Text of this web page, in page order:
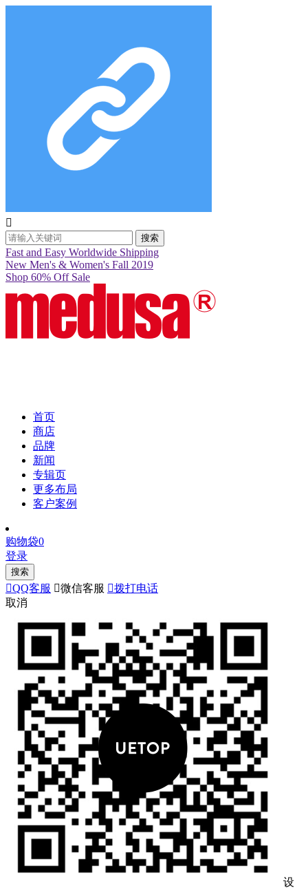

搜索
Fast and Easy Worldwide Shipping
New Men's & Women's Fall 2019
Shop 60% Off Sale
首页
商店
品牌
新闻
专辑页
更多布局
客户案例
购物袋0
登录
搜索
QQ客服 微信客服 拨打电话
取消
设